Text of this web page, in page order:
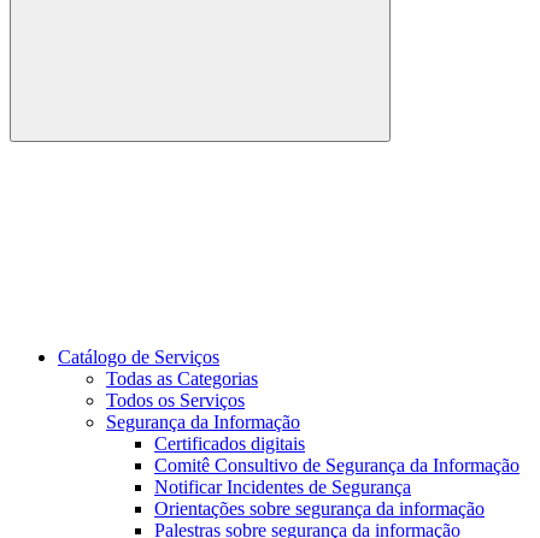
Buscar
Catálogo de Serviços
Todas as Categorias
Todos os Serviços
Segurança da Informação
Certificados digitais
Comitê Consultivo de Segurança da Informação
Notificar Incidentes de Segurança
Orientações sobre segurança da informação
Palestras sobre segurança da informação